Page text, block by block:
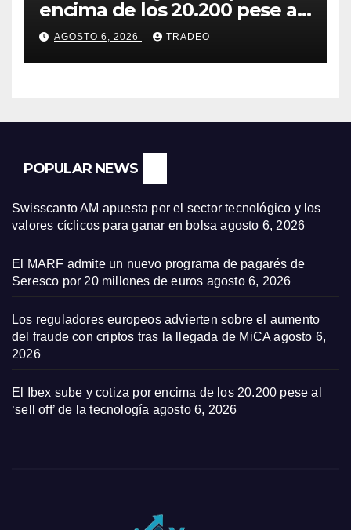
encima de los 20.200 pese al
‘sell off’ de la tecnología
AGOSTO 6, 2026 TRADEO
POPULAR NEWS
Swisscanto AM apuesta por el sector tecnológico y los
valores cíclicos para ganar en bolsa agosto 6, 2026
El MARF admite un nuevo programa de pagarés de
Seresco por 20 millones de euros agosto 6, 2026
Los reguladores europeos advierten sobre el aumento
del fraude con criptos tras la llegada de MiCA agosto 6,
2026
El Ibex sube y cotiza por encima de los 20.200 pese al
‘sell off’ de la tecnología agosto 6, 2026